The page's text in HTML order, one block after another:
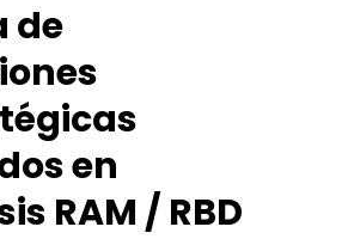
de
en
RAM / RBD